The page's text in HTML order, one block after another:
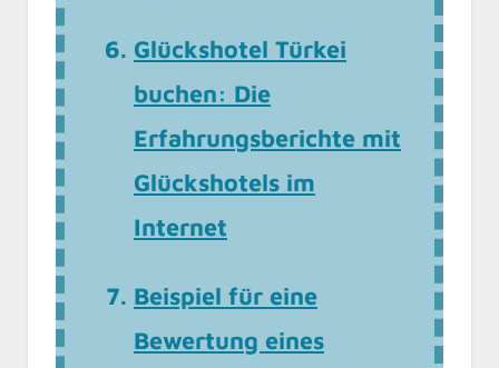
Glückshotel Türkei
buchen: Die
Erfahrungsberichte mit
Glückshotels im
Internet
Beispiel für eine
Bewertung eines